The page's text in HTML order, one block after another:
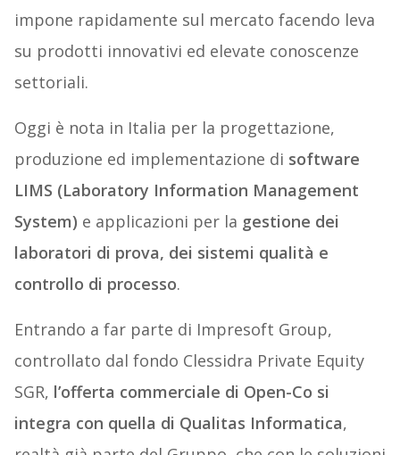
impone rapidamente sul mercato facendo leva
su prodotti innovativi ed elevate conoscenze
settoriali.
Oggi è nota in Italia per la progettazione,
produzione ed implementazione di software
LIMS (Laboratory Information Management
System) e applicazioni per la gestione dei
laboratori di prova, dei sistemi qualità e
controllo di processo.
Entrando a far parte di Impresoft Group,
controllato dal fondo Clessidra Private Equity
SGR, l’offerta commerciale di Open-Co si
integra con quella di Qualitas Informatica,